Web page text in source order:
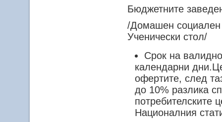
Бюджетните
/Домашен социален
Ученически стол/
Срок на
календарни
офертите, след
до 10% разлика
потребителските
Националния